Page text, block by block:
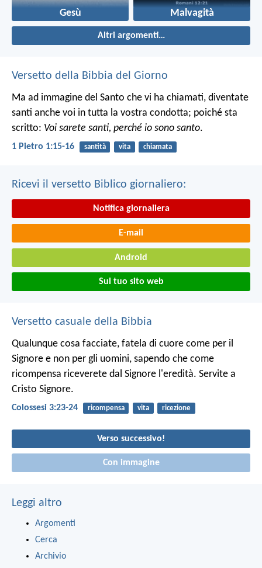
Gesù Malvagità
Altri argomenti…
Versetto della Bibbia del Giorno
Ma ad immagine del Santo che vi ha chiamati, diventate
santi anche voi in tutta la vostra condotta; poiché sta
scritto: Voi sarete santi, perché io sono santo.
1 Pietro 1:15-16 santità vita chiamata
Ricevi il versetto Biblico giornaliero:
Notifica giornaliera
E-mail
Android
Sul tuo sito web
Versetto casuale della Bibbia
Qualunque cosa facciate, fatela di cuore come per il
Signore e non per gli uomini, sapendo che come
ricompensa riceverete dal Signore l'eredità. Servite a
Cristo Signore.
Colossesi 3:23-24 ricompensa vita ricezione
Verso successivo!
Con immagine
Leggi altro
Argomenti
Cerca
Archivio